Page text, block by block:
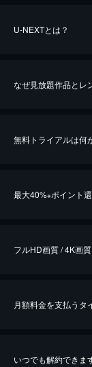
U-NEXTとは？
なぜ見放題作品とレ
無料トライアルは何
最大40%※ポイント
※40％ポイント還元の対
iOSアプリのUコイン
フルHD画質 / 4K画
月額料金を支払うタ
いつでも解約できま